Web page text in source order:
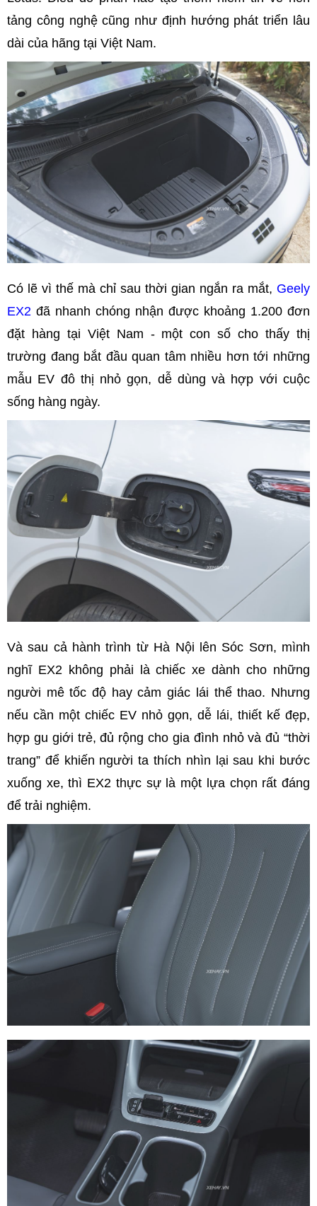
tảng công nghệ cũng như định hướng phát triển lâu
dài của hãng tại Việt Nam.
Có lẽ vì thế mà chỉ sau thời gian ngắn ra mắt, Geely
EX2 đã nhanh chóng nhận được khoảng 1.200 đơn
đặt hàng tại Việt Nam - một con số cho thấy thị
trường đang bắt đầu quan tâm nhiều hơn tới những
mẫu EV đô thị nhỏ gọn, dễ dùng và hợp với cuộc
sống hàng ngày.
Và sau cả hành trình từ Hà Nội lên Sóc Sơn, mình
nghĩ EX2 không phải là chiếc xe dành cho những
người mê tốc độ hay cảm giác lái thể thao. Nhưng
nếu cần một chiếc EV nhỏ gọn, dễ lái, thiết kế đẹp,
hợp gu giới trẻ, đủ rộng cho gia đình nhỏ và đủ “thời
trang” để khiến người ta thích nhìn lại sau khi bước
xuống xe, thì EX2 thực sự là một lựa chọn rất đáng
để trải nghiệm.